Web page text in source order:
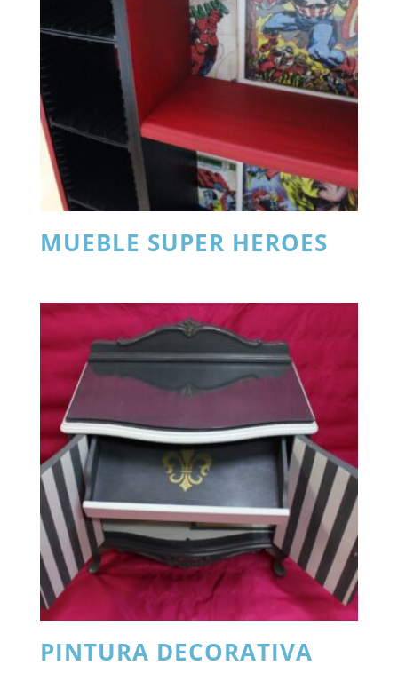
MUEBLE SUPER HEROES
PINTURA DECORATIVA